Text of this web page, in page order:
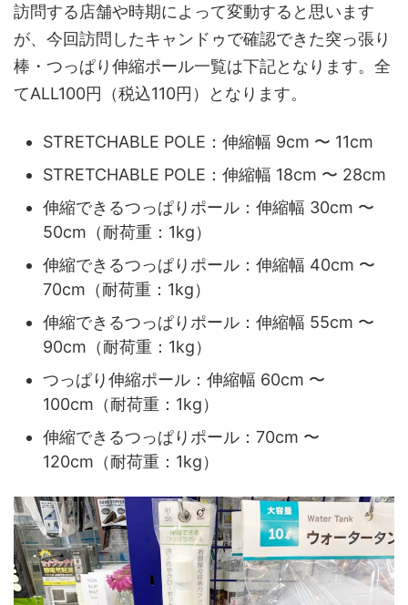
訪問する店舗や時期によって変動すると思います
が、今回訪問したキャンドゥで確認できた突っ張り
棒・つっぱり伸縮ポール一覧は下記となります。全
てALL100円（税込110円）となります。
STRETCHABLE POLE：伸縮幅 9cm 〜 11cm
STRETCHABLE POLE：伸縮幅 18cm 〜 28cm
伸縮できるつっぱりポール：伸縮幅 30cm 〜
50cm（耐荷重：1kg）
伸縮できるつっぱりポール：伸縮幅 40cm 〜
70cm（耐荷重：1kg）
伸縮できるつっぱりポール：伸縮幅 55cm 〜
90cm（耐荷重：1kg）
つっぱり伸縮ポール：伸縮幅 60cm 〜
100cm（耐荷重：1kg）
伸縮できるつっぱりポール：70cm 〜
120cm（耐荷重：1kg）